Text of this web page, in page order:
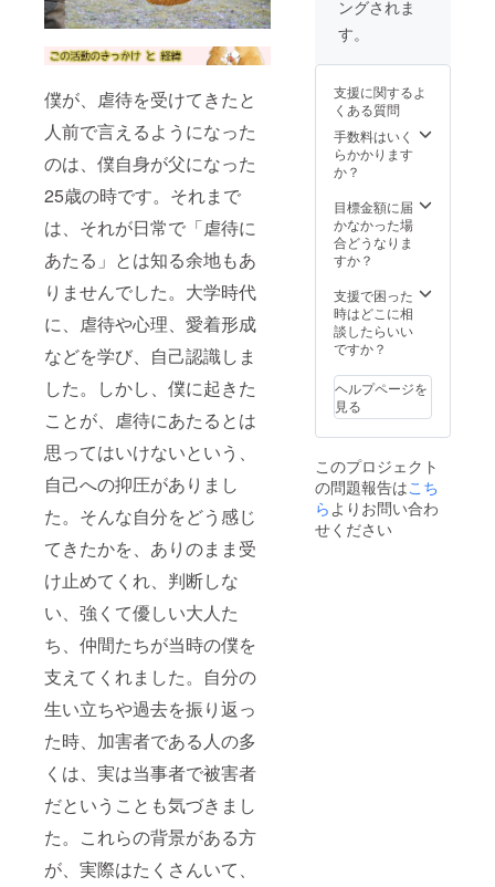
僕が、虐待を受けてきたと
人前で言えるようになった
のは、僕自身が父になった
25歳の時です。それまで
は、それが日常で「虐待に
あたる」とは知る余地もあ
りませんでした。大学時代
に、虐待や心理、愛着形成
などを学び、自己認識しま
した。しかし、僕に起きた
ことが、虐待にあたるとは
思ってはいけないという、
自己への抑圧がありまし
た。そんな自分をどう感じ
てきたかを、ありのまま受
け止めてくれ、判断しな
い、強くて優しい大人た
ち、仲間たちが当時の僕を
支えてくれました。自分の
生い立ちや過去を振り返っ
た時、加害者である人の多
くは、実は当事者で被害者
だということも気づきまし
た。これらの背景がある方
が、実際はたくさんいて、
１つず
げます
時間を
いただ
きま
す。※似
顔絵制
ありま
せん。
画像は
イメー
す。 送
料と消
費税
(10%）
だ金額
となっ
ており
ます。
子ワー
プなど
人数
10~12
名程度
※オンラ
イン対
オフラ
インの
実施の
場合、
ショッ
プ等で
使用す
る画材
準備い
たしま
す。 ※
会場等
は、施
設使用
料の負
担をお
願いい
ングされま
す。
支援に関するよ
くある質問
手数料はいく
らかかります
か？
目標金額に届
かなかった場
合どうなりま
すか？
支援で困った
時はどこに相
談したらいい
ですか？
ヘルプページを
見る
このプロジェクト
の問題報告はこち
らよりお問い合わ
せください